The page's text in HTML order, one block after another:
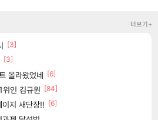
더보기+
[3]
[3]
올라왔었네
[6]
인 김규원 [84]
이지 새단장!!
[6]